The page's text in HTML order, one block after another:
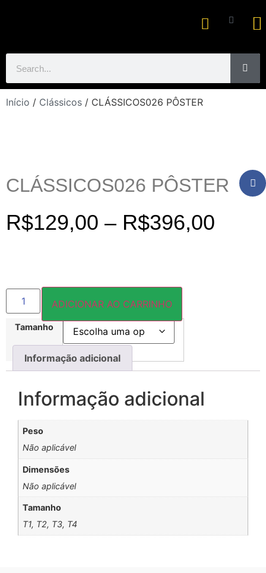
Início / Clássicos / CLÁSSICOS026 PÔSTER
CLÁSSICOS026 PÔSTER
R$129,00 – R$396,00
Tamanho
ADICIONAR AO CARRINHO
Informação adicional
Informação adicional
Peso
Não aplicável
Dimensões
Não aplicável
Tamanho
T1, T2, T3, T4